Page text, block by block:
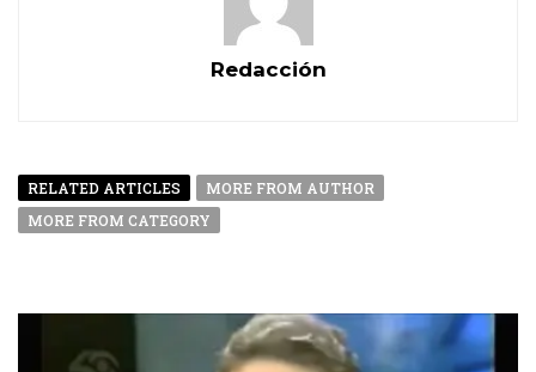
Redacción
RELATED ARTICLES
MORE FROM AUTHOR
MORE FROM CATEGORY